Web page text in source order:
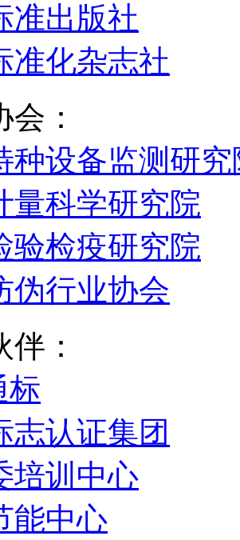
准出版社
准化杂志社
：
种设备监测研究
量科学研究院
验检疫研究院
伪行业协会
：
标
志认证集团
培训中心
能中心